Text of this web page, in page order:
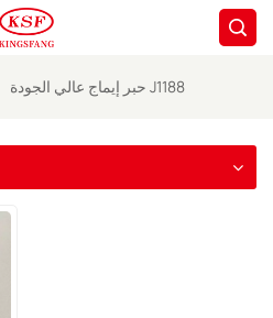
حبر إيماج عالي الجودة J1188